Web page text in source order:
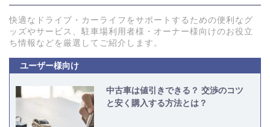
快適なドライブ・カーライフをサポートするための便利なグ
ッズやサービス、駐車場利用者様・オーナー様向けのお役立
ち情報などを厳選してご紹介します。
ユーザー様向け
中古車は値引きできる？ 交渉のコツ
と安く購入する方法とは？